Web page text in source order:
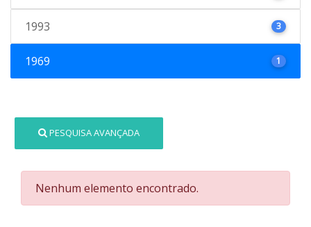
1993 3
1969 1
PESQUISA AVANÇADA
Nenhum elemento encontrado.